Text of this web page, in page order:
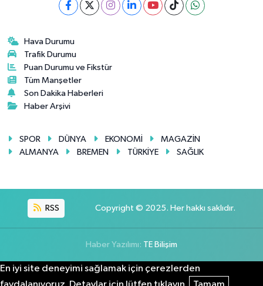
Hava Durumu
Trafik Durumu
Puan Durumu ve Fikstür
Tüm Manşetler
Son Dakika Haberleri
Haber Arşivi
SPOR DÜNYA EKONOMİ
MAGAZİN
ALMANYA
BREMEN TÜRKİYE SAĞLIK
RSS Copyright © 2025. Her hakkı saklıdır.
Haber Yazılımı: TE Bilişim
En iyi site deneyimi sağlamak için çerezlerden